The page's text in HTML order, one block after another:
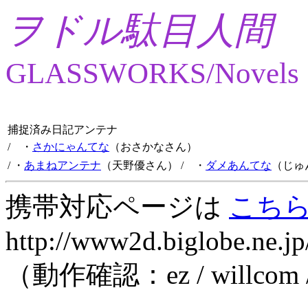
ヲドル駄目人間
GLASSWORKS/Novels
捕捉済み日記アンテナ
/ ・ さかにゃんてな （おさかなさん）
/ ・ あまねアンテナ （天野優さん） / ・ ダメあんてな （じ
携帯対応ページは こち
http://
（動作確認：ez /